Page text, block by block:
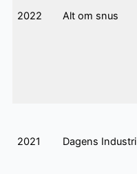
2022 Alt om snus
2021 Dagens Industri